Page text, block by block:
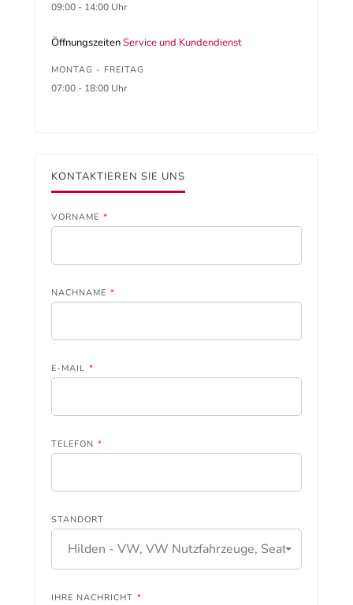
09:00 - 14:00 Uhr
ÖffnungszeitenService und Kundendienst
MONTAG - FREITAG
07:00 - 18:00 Uhr
KONTAKTIEREN SIE UNS
VORNAME *
NACHNAME *
E-MAIL *
TELEFON *
STANDORT
Hilden - VW, VW Nutzfahrzeuge, Seat
IHRE NACHRICHT *